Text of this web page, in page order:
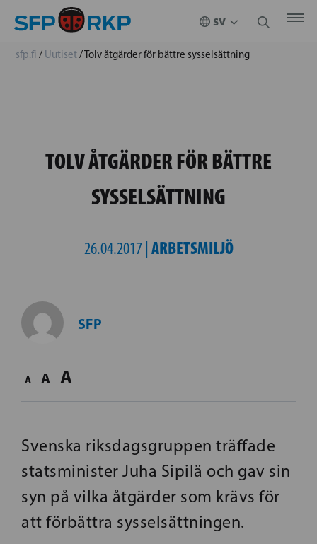
sfp.fi / Uutiset/Tolv åtgärder för bättre sysselsättning
TOLV ÅTGÄRDER FÖR BÄTTRE
SYSSELSÄTTNING
26.04.2017 | ARBETSMILJÖ
SFP
A A A
Svenska riksdagsgruppen träffade
statsminister Juha Sipilä och gav sin
syn på vilka åtgärder som krävs för
att förbättra sysselsättningen.